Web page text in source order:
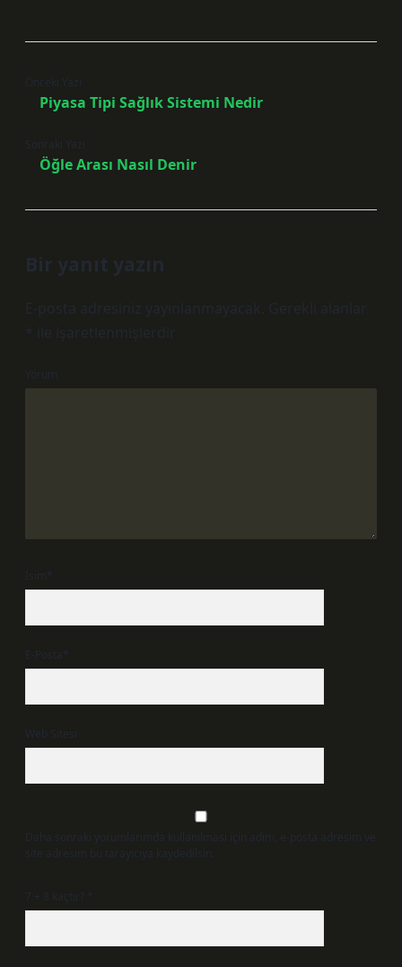
Önceki Yazı
Piyasa Tipi Sağlık Sistemi Nedir
Sonraki Yazı
Öğle Arası Nasıl Denir
Bir yanıt yazın
E-posta adresiniz yayınlanmayacak. Gerekli alanlar
*
ile işaretlenmişlerdir
Yorum
İsim*
E-Posta*
Web Sitesi
Daha sonraki yorumlarımda kullanılması için adım, e-posta adresim ve
site adresim bu tarayıcıya kaydedilsin.
7 + 8 kaçtır? *